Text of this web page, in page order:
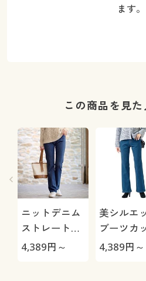
ます。
この商品を見
ニットデニム
ストレートパ
ンツ(スマート
4,389円～
美シルエ
ブーツカ
デニムパン
4,389円～